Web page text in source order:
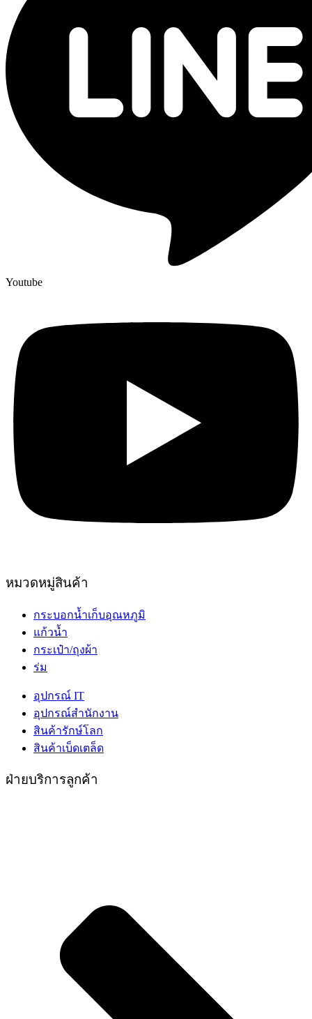
Youtube
หมวดหมู่สินค้า
กระบอกน้ำเก็บอุณหภูมิ
แก้วน้ำ
กระเป๋า/ถุงผ้า
ร่ม
อุปกรณ์ IT
อุปกรณ์สำนักงาน
สินค้ารักษ์โลก
สินค้าเบ็ดเตล็ด
ฝ่ายบริการลูกค้า